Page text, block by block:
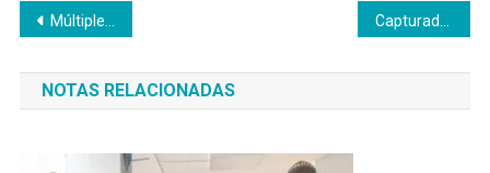
Navegación
de
entradas
Múltiples disparos acabaron con la vida del administrador de una finca
NOTAS RELACIONADAS